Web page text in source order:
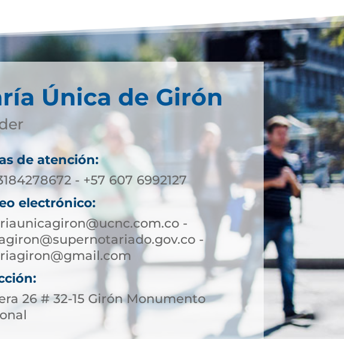
Única de Girón
de atención:
- +57 607 6992127
electrónico:
-
-
26 # 32-15 Girón Monumento